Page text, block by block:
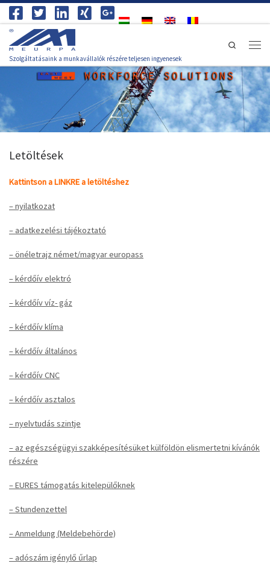
Skip to content
Szolgáltatásaink a munkavállalók részére teljesen ingyenesek
Search
Letöltések
Kattintson a LINKRE a letöltéshez
– nyilatkozat
– adatkezelési tájékoztató
– önéletrajz német/magyar europass
– kérdőív elektró
– kérdőív víz- gáz
– kérdőív klíma
– kérdőív általános
– kérdőív CNC
– kérdőív asztalos
– nyelvtudás szintje
– az egészségügyi szakképesítésüket külföldön elismertetni kívánók
részére
– EURES támogatás kitelepülőknek
– Stundenzettel
– Anmeldung (Meldebehörde)
– adószám igénylő űrlap